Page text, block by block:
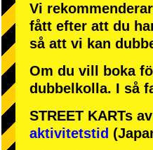
Vi
fått efter att du
så att vi kan
Om du vill boka
dubbelkolla. I så
STREET KARTs
aktivitetstid